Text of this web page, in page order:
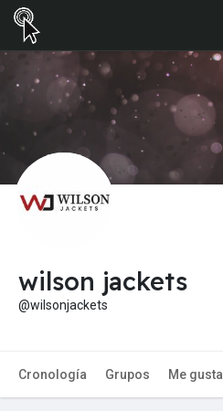
wilson jackets
@wilsonjackets
Cronología Grupos Me gusta